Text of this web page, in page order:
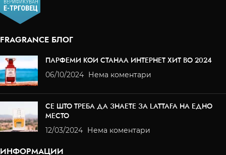
FRAGRANCE БЛОГ
ПАРФЕМИ КОИ СТАНАА ИНТЕРНЕТ ХИТ ВО 2024
06/10/2024 Нема коментари
СЕ ШТО ТРЕБА ДА ЗНАЕТЕ ЗА LATTAFA НА ЕДНО
МЕСТО
12/03/2024 Нема коментари
ИНФОРМАЦИИ